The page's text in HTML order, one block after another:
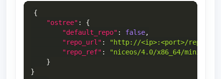
{
"ostree" :
{
"default_repo" : false,
"repo_url" : "http://<ip>:<port>/repo"
"repo_ref" :
"niceos/4.0/x86_64/minimal"
}
}